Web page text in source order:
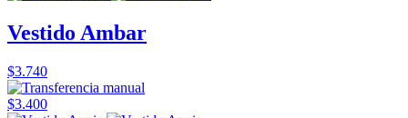
Vestido Ambar
$3.740
$3.400